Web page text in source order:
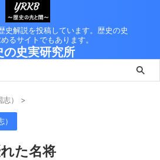
史解説を投稿しています。歴史の史
るサイトでもあります。
の史実研究所
） >
た名将